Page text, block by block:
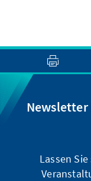
Lassen